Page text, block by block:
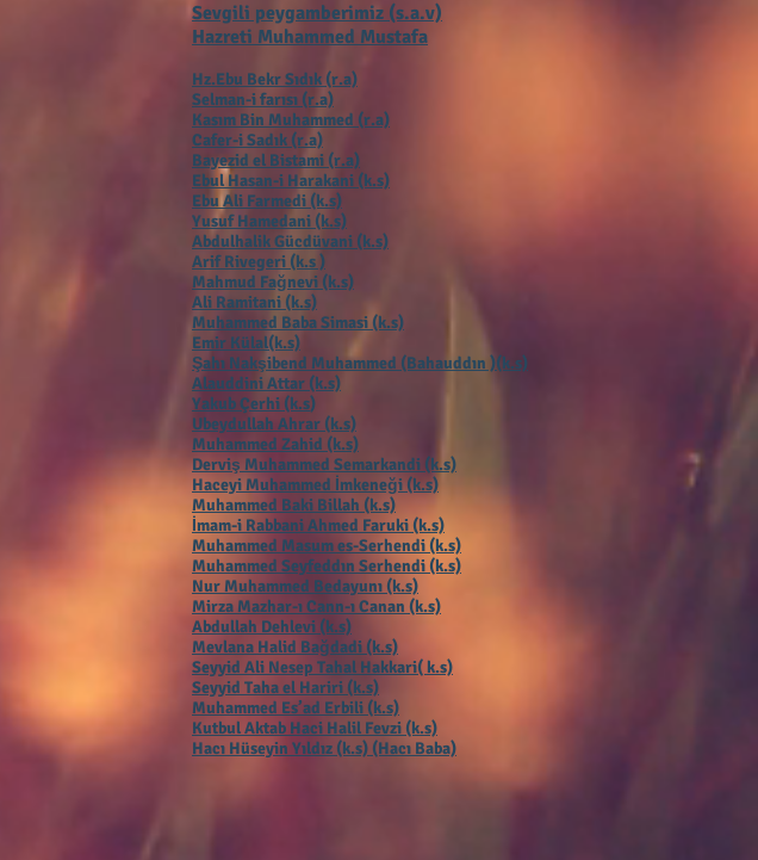
Sevgili peygamberimiz (s.a.v)
Hazreti Muhammed Mustafa
Hz.Ebu Bekr Sıdık (r.a)
Selman-i farısı (r.a)
Kasım Bin Muhammed (r.a)
Cafer-i Sadık (r.a)
Bayezid el Bistami (r.a)
Ebul Hasan-i Harakani (k.s)
Ebu Ali Farmedi (k.s)
Yusuf Hamedani (k.s)
Abdulhalik Gücdüvani (k.s)
Arif Rivegeri (k.s )
Mahmud Fağnevi (k.s)
Ali Ramitani (k.s)
Muhammed Baba Simasi (k.s)
Emir Külal(k.s)
Şahı Nakşibend Muhammed (Bahauddın )(k.s)
Alauddini Attar (k.s)
Yakub Çerhi (k.s)
Ubeydullah Ahrar (k.s)
Muhammed Zahid (k.s)
Derviş Muhammed Semarkandi (k.s)
Haceyi Muhammed İmkeneği (k.s)
Muhammed Baki Billah (k.s)
İmam-i Rabbani Ahmed Faruki (k.s)
Muhammed Masum es-Serhendi (k.s)
Muhammed Seyfeddın Serhendi (k.s)
Nur Muhammed Bedayunı (k.s)
Mirza Mazhar-ı Cann-ı Canan (k.s)
Abdullah Dehlevi (k.s)
Mevlana Halid Bağdadi (k.s)
Seyyid Ali Nesep Tahal Hakkari( k.s)
Seyyid Taha el Hariri (k.s)
Muhammed Es’ad Erbili (k.s)
Kutbul Aktab Haci Halil Fevzi (k.s)
Hacı Hüseyin Yıldız (k.s) (Hacı Baba)